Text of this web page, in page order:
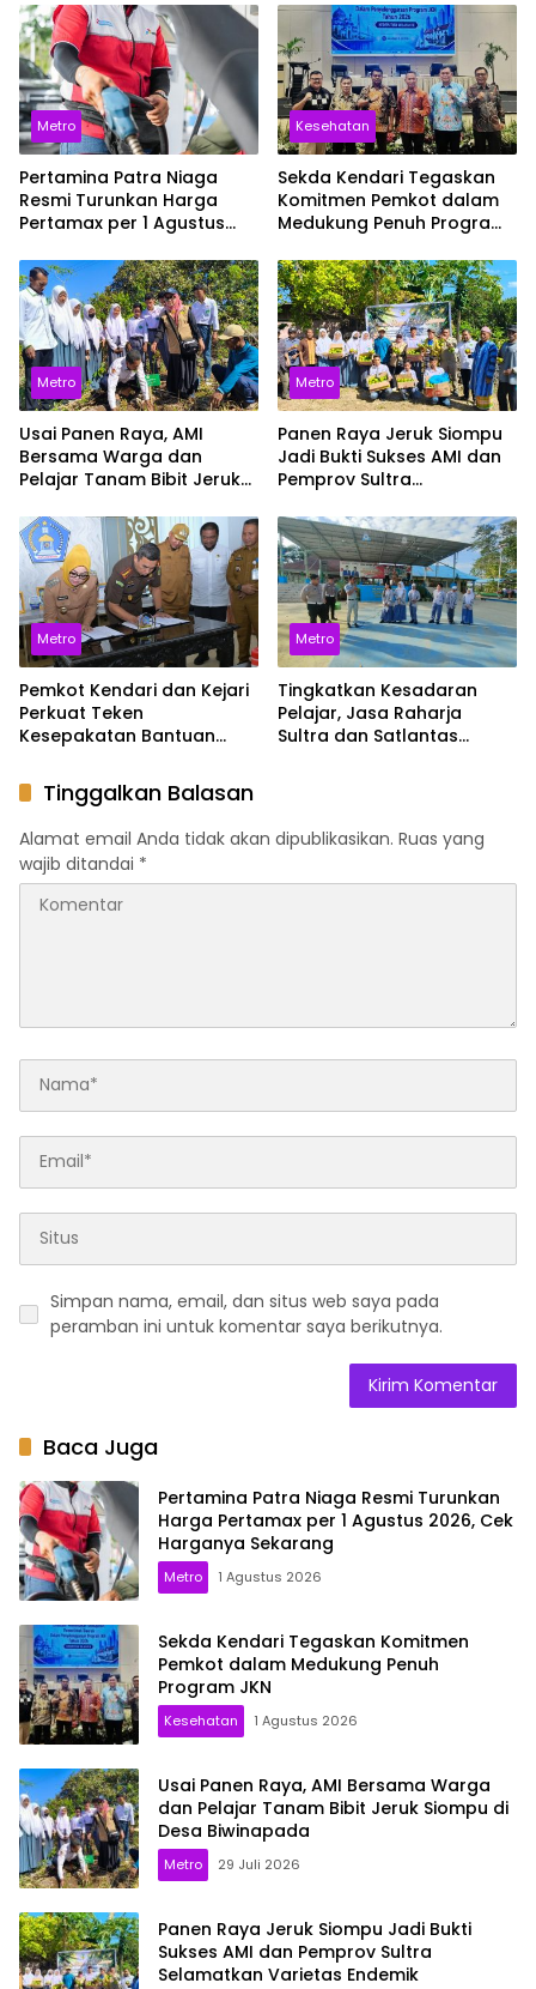
Metro
Pertamina Patra Niaga
Resmi Turunkan Harga
Pertamax per 1 Agustus
Sekarang
Kesehatan
Sekda Kendari Tegaskan
Komitmen Pemkot dalam
Medukung Penuh Program
Metro
Usai Panen Raya, AMI
Bersama Warga dan
Pelajar Tanam Bibit Jeruk
Biwinapada
Metro
Panen Raya Jeruk Siompu
Jadi Bukti Sukses AMI dan
Pemprov Sultra
Endemik
Metro
Pemkot Kendari dan Kejari
Perkuat Teken
Kesepakatan Bantuan
Kelola Pemerintahan
Metro
Tingkatkan Kesadaran
Pelajar, Jasa Raharja
Sultra dan Satlantas
Tinggalkan Balasan
Alamat email Anda tidak akan dipublikasikan. Ruas yang
wajib ditandai *
Simpan nama, email, dan situs web saya pada
peramban ini untuk komentar saya berikutnya.
Baca Juga
Pertamina Patra Niaga Resmi Turunkan
Harga Pertamax per 1 Agustus 2026, Cek
Harganya Sekarang
Metro 1 Agustus 2026
Sekda Kendari Tegaskan Komitmen
Pemkot dalam Medukung Penuh
Program JKN
Kesehatan 1 Agustus 2026
Usai Panen Raya, AMI Bersama Warga
dan Pelajar Tanam Bibit Jeruk Siompu di
Desa Biwinapada
Metro 29 Juli 2026
Panen Raya Jeruk Siompu Jadi Bukti
Sukses AMI dan Pemprov Sultra
Selamatkan Varietas Endemik